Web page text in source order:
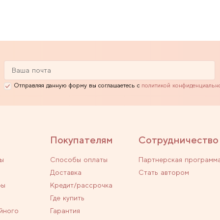
Отправляя данную форму вы соглашаетесь с политикой
Покупателям
Способы оплаты
Доставка
Кредит/рассрочка
Где купить
Гарантия
Сотрудничество
Партнерская
Стать автором